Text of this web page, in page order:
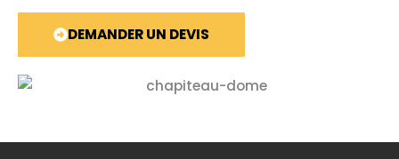
DEMANDER UN DEVIS